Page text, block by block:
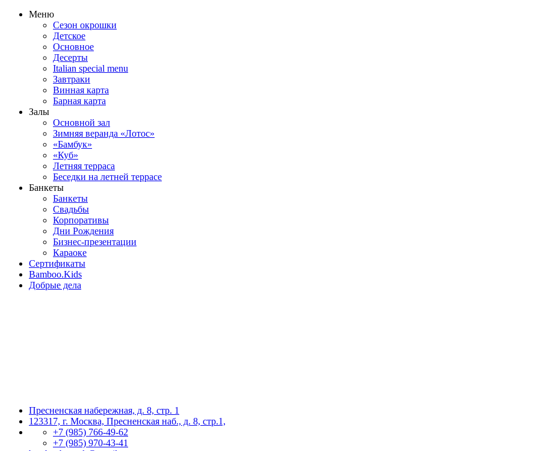
Меню
Сезон окрошки
Детское
Основное
Десерты
Italian special menu
Завтраки
Винная карта
Барная карта
Залы
Основной зал
Зимняя веранда «Лотос»
«Бамбук»
«Куб»
Летняя терраса
Беседки на летней террасе
Банкеты
Банкеты
Свадьбы
Корпоративы
Дни Рождения
Бизнес-презентации
Караоке
Сертификаты
Bamboo.Kids
Добрые дела
Пресненская набережная, д. 8, стр. 1
123317, г. Москва, Пресненская наб., д. 8, стр.1,
+7 (985) 766-49-62
+7 (985) 970-43-41